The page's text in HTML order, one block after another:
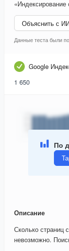
Объяснить с
Данные теста были
Google
1 650
По
Описание
Сколько страниц
невозможно.